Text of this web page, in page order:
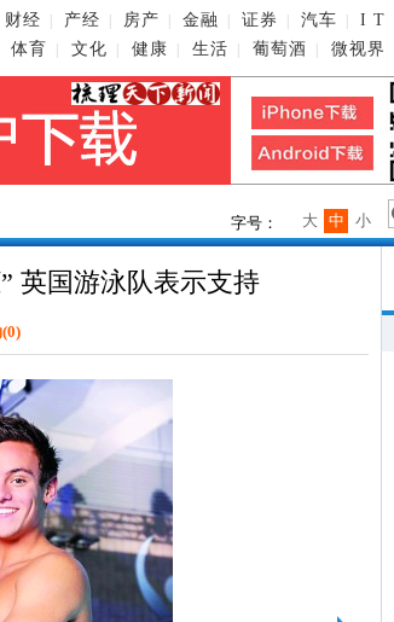
财经 产经 房产 金融 证券 汽车 I T
体育 文化 健康 生活 葡萄酒 微视界
字号： 小
中
大
英国游泳队表示支持
0)